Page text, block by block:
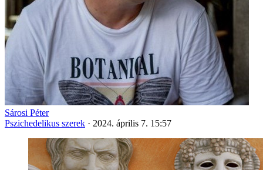
Sárosi Péter
Pszichedelikus szerek · 2024. április 7. 15:57